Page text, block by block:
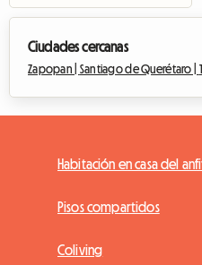
Ciudades cercanas
Zapopan | Santiago de Querétaro |
Habitación en casa del
Pisos compartidos
Coliving